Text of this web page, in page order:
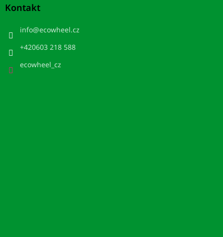
Kontakt
info@ecowheel.cz
+420603 218 588
ecowheel_cz